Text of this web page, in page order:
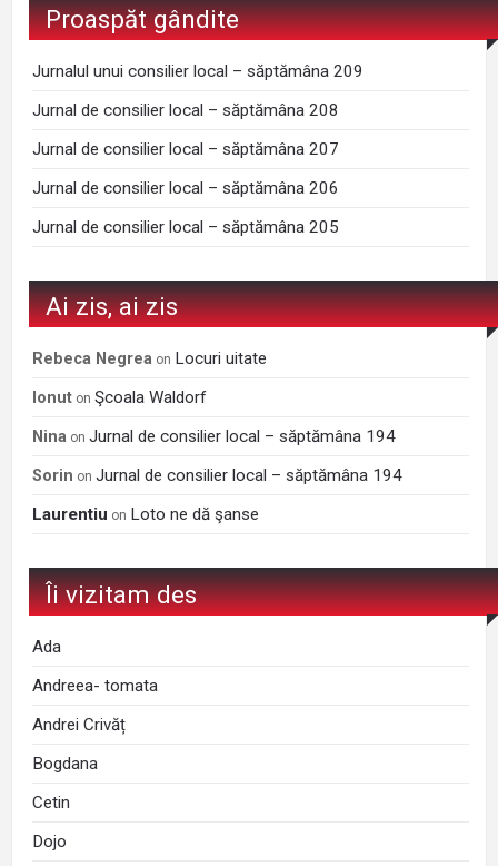
Proaspăt gândite
Jurnalul unui consilier local – săptămâna 209
Jurnal de consilier local – săptămâna 208
Jurnal de consilier local – săptămâna 207
Jurnal de consilier local – săptămâna 206
Jurnal de consilier local – săptămâna 205
Ai zis, ai zis
Rebeca Negrea on Locuri uitate
Ionut onŞcoala Waldorf
Nina onJurnal de consilier local – săptămâna 194
Sorin onJurnal de consilier local – săptămâna 194
Laurentiu on Loto ne dă şanse
Îi vizitam des
Ada
Andreea- tomata
Andrei Crivăț
Bogdana
Cetin
Dojo